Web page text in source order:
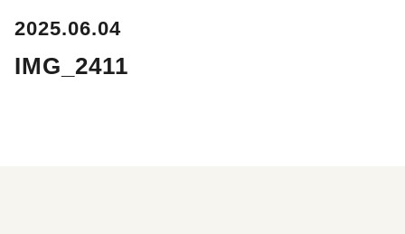
2025.06.04
IMG_2411